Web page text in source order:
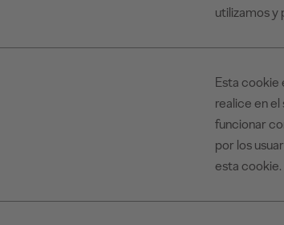
utilizamos y
Esta cookie
realice en
funcionar
por los
esta cookie.